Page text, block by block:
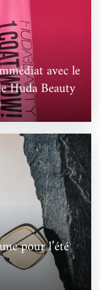
avec le
Huda Beauty
pour l’été